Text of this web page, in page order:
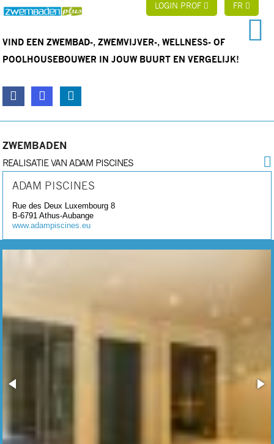
LOGIN PROF FR
VIND EEN ZWEMBAD-, ZWEMVIJVER-, WELLNESS- OF
POOLHOUSEBOUWER IN JOUW BUURT EN VERGELIJK!
ZWEMBADEN
REALISATIE VAN ADAM PISCINES
ADAM PISCINES
Rue des Deux Luxembourg 8
B-6791 Athus-Aubange
www.adampiscines.eu